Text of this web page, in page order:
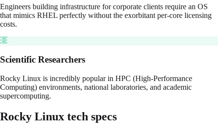
Engineers building infrastructure for corporate clients require an OS
that mimics RHEL perfectly without the exorbitant per-core licensing
costs.
Scientific Researchers
Rocky Linux is incredibly popular in HPC (High-Performance
Computing) environments, national laboratories, and academic
supercomputing.
Rocky Linux tech specs